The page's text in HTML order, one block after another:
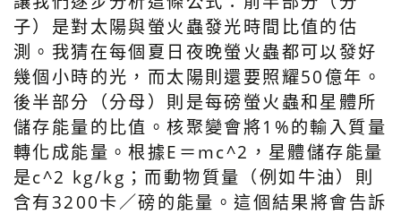
子）是對太陽與螢火蟲發光時間比值的估
測。我猜在每個夏日夜晚螢火蟲都可以發好
幾個小時的光，而太陽則還要照耀50億年。
後半部分（分母）則是每磅螢火蟲和星體所
儲存能量的比值。核聚變會將1%的輸入質量
轉化成能量。根據E＝mc^2，星體儲存能量
是c^2 kg/kg；而動物質量（例如牛油）則
含有3200卡／磅的能量。這個結果將會告訴